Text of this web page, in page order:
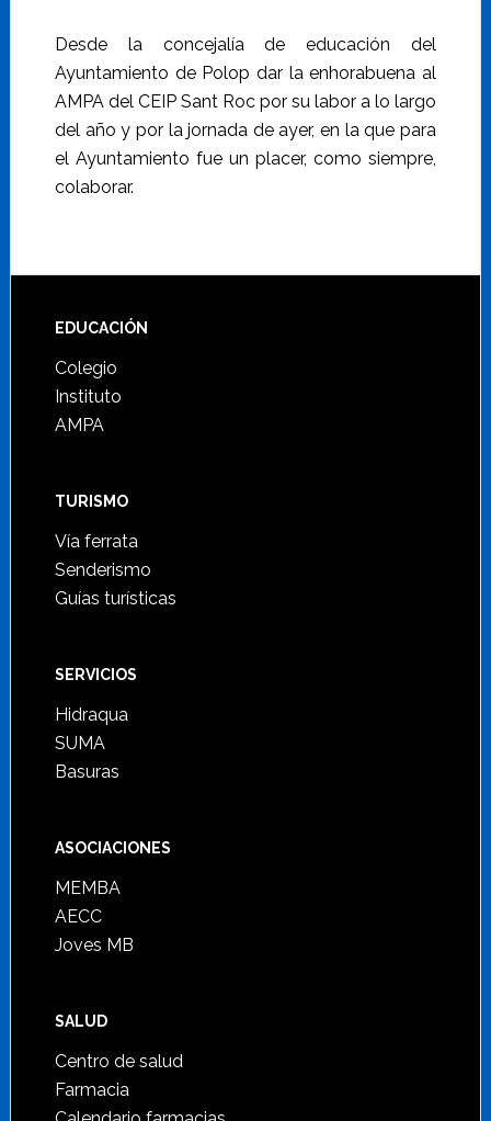
Desde la concejalía de educación del
Ayuntamiento de Polop dar la enhorabuena al
AMPA del CEIP Sant Roc por su labor a lo largo
del año y por la jornada de ayer, en la que para
el Ayuntamiento fue un placer, como siempre,
colaborar.
Footer
EDUCACIÓN
Colegio
Instituto
AMPA
TURISMO
Vía ferrata
Senderismo
Guías turísticas
SERVICIOS
Hidraqua
SUMA
Basuras
ASOCIACIONES
MEMBA
AECC
Joves MB
SALUD
Centro de salud
Farmacia